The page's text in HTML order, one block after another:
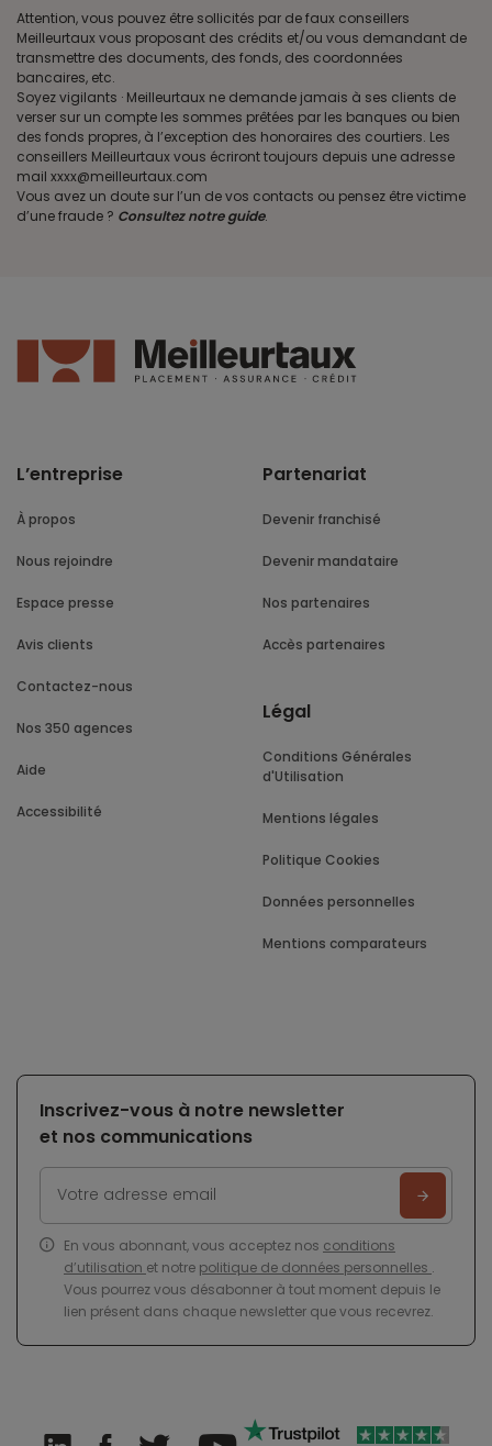
Attention, vous pouvez être sollicités par de faux conseillers
Meilleurtaux vous proposant des crédits et/ou vous demandant de
transmettre des documents, des fonds, des coordonnées
bancaires, etc.
Soyez vigilants · Meilleurtaux ne demande jamais à ses clients de
verser sur un compte les sommes prêtées par les banques ou bien
des fonds propres, à l’exception des honoraires des courtiers. Les
conseillers Meilleurtaux vous écriront toujours depuis une adresse
mail xxxx@meilleurtaux.com
Vous avez un doute sur l’un de vos contacts ou pensez être victime
d’une fraude ? Consultez notre guide.
L’entreprise
À propos
Nous rejoindre
Espace presse
Avis clients
Contactez-nous
Nos 350 agences
Aide
Accessibilité
Partenariat
Devenir franchisé
Devenir mandataire
Nos partenaires
Accès partenaires
Légal
Conditions Générales
d'Utilisation
Mentions légales
Politique Cookies
Données personnelles
Mentions comparateurs
Inscrivez-vous à notre newsletter
et nos communications
En vous abonnant, vous acceptez nos conditions
d’utilisation et notre politique de données personnelles .
Vous pourrez vous désabonner à tout moment depuis le
lien présent dans chaque newsletter que vous recevrez.